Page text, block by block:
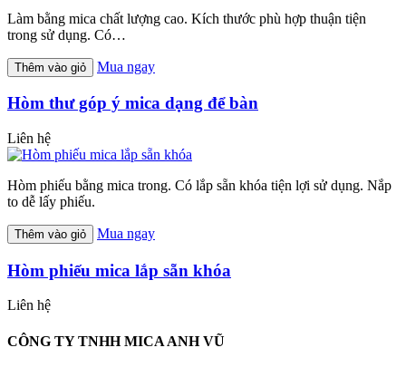
Làm bằng mica chất lượng cao. Kích thước phù hợp thuận tiện
trong sử dụng. Có…
Thêm vào giỏ Mua ngay
Hòm thư góp ý mica dạng để bàn
Liên hệ
Hòm phiếu bằng mica trong. Có lắp sẵn khóa tiện lợi sử dụng. Nắp
to dễ lấy phiếu.
Thêm vào giỏ Mua ngay
Hòm phiếu mica lắp sẵn khóa
Liên hệ
CÔNG TY TNHH MICA ANH VŨ